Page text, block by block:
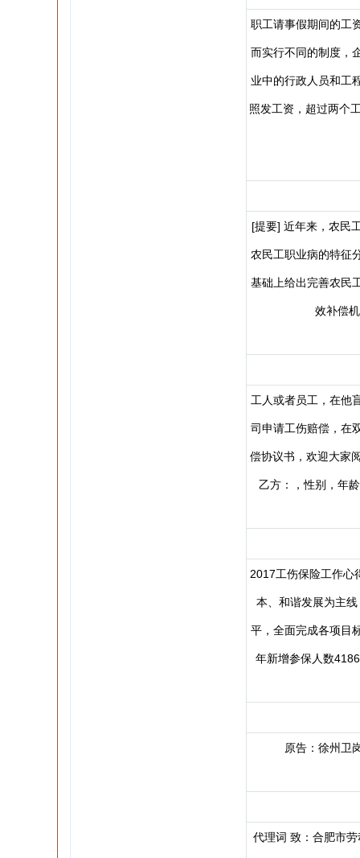
职工请事假期间的工
而实行不同的制度，
业中的行政人员和工
照发工资，超过两个
[提要] 近年来，农民
农民工职业病的特征
基础上给出完善农民
效补偿
工人或者员工，在他
司申请工伤赔偿，在
偿协议书，欢迎大家
乙方：，性别，年
2017工伤保险工作心
本、和谐发展为主
平，全面完成各项目
年新增参保人数
原告：徐州卫
代理词 致：合肥市